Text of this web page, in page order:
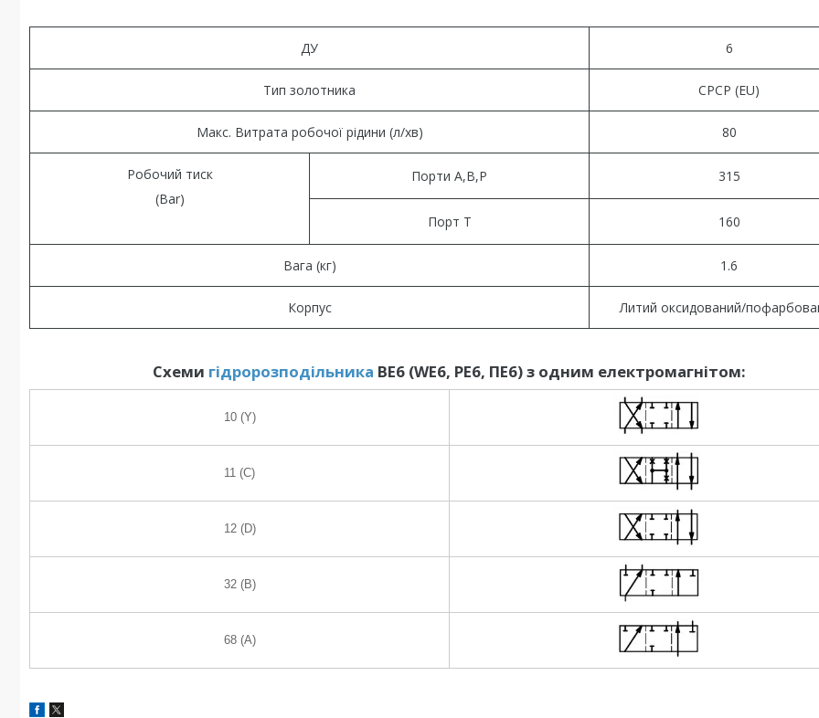
ДУ 6
Тип золотника СРСР (EU)
Макс. Витрата робочої рідини (л/хв) 80
Робочий тиск
(Bar)
Порти А,В,Р 315
Порт Т 160
Вага (кг) 1.6
Корпус Литий оксидований/
Схеми гідророзподільника ВЕ6 (WE6, РЕ6, ПЕ6) з одним електромагнітом:
10 (Y)
11 (C)
12 (D)
32 (B)
68 (A)